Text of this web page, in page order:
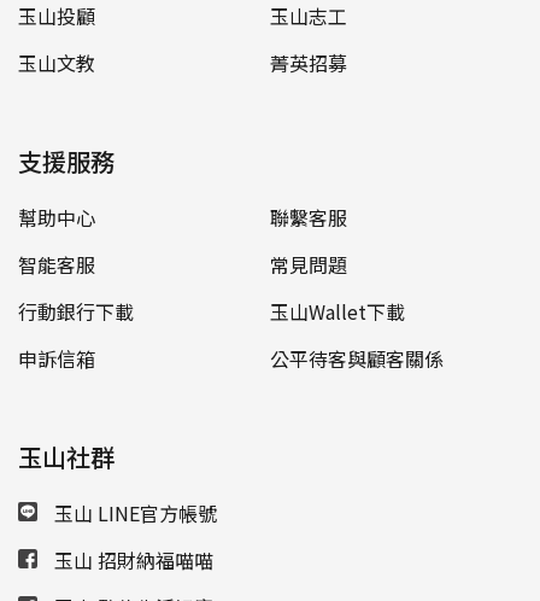
玉山投顧
玉山志工
玉山文教
菁英招募
支援服務
幫助中心
聯繫客服
智能客服
常見問題
行動銀行下載
玉山Wallet下載
申訴信箱
公平待客與顧客關係
玉山社群
玉山 LINE官方帳號
玉山 招財納福喵喵